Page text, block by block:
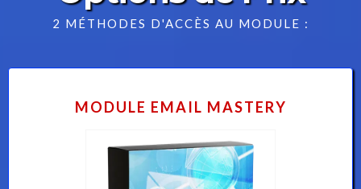
2 MÉTHODES D'ACCÈS AU MODULE :
MODULE EMAIL MASTERY